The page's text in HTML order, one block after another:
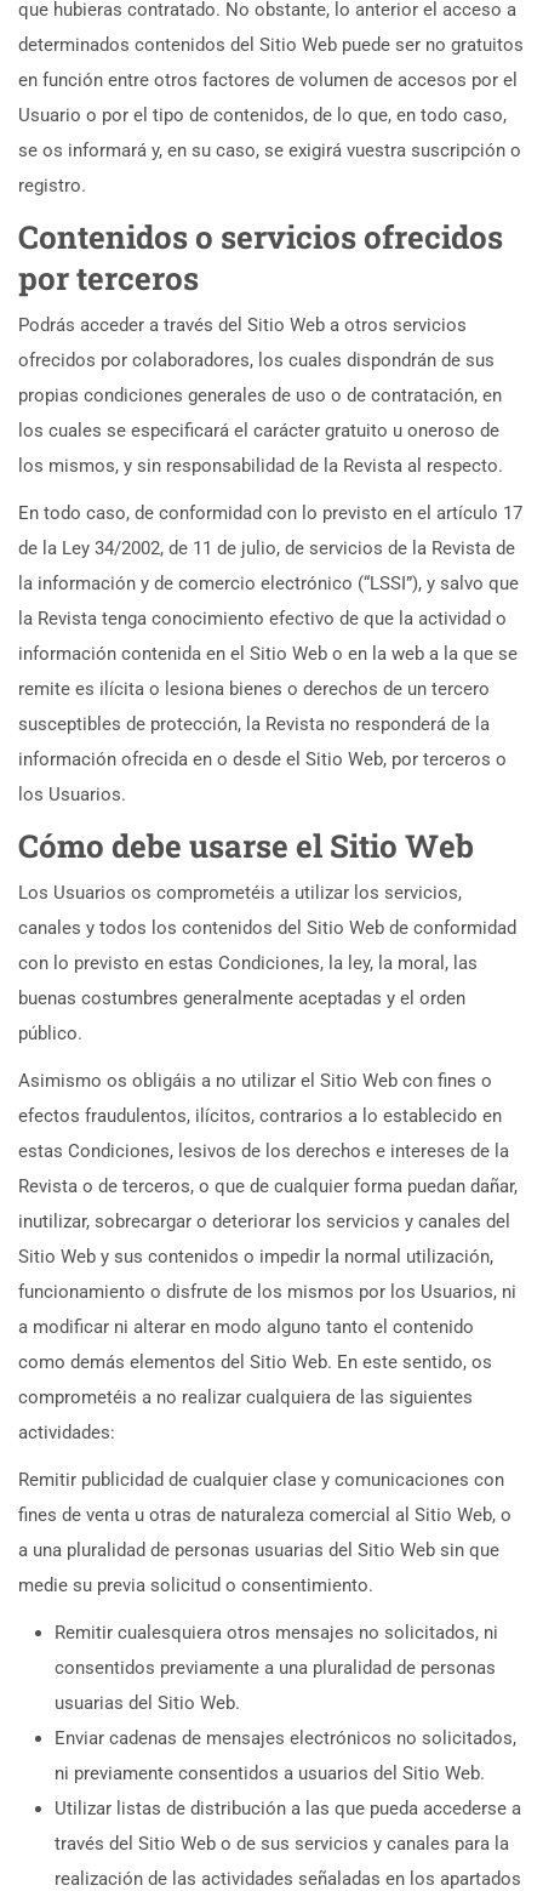
que hubieras contratado. No obstante, lo anterior el acceso a
determinados contenidos del Sitio Web puede ser no gratuitos
en función entre otros factores de volumen de accesos por el
Usuario o por el tipo de contenidos, de lo que, en todo caso,
se os informará y, en su caso, se exigirá vuestra suscripción o
registro.
Contenidos o servicios ofrecidos
por terceros
Podrás acceder a través del Sitio Web a otros servicios
ofrecidos por colaboradores, los cuales dispondrán de sus
propias condiciones generales de uso o de contratación, en
los cuales se especificará el carácter gratuito u oneroso de
los mismos, y sin responsabilidad de la Revista al respecto.
En todo caso, de conformidad con lo previsto en el artículo 17
de la Ley 34/2002, de 11 de julio, de servicios de la Revista de
la información y de comercio electrónico (“LSSI”), y salvo que
la Revista tenga conocimiento efectivo de que la actividad o
información contenida en el Sitio Web o en la web a la que se
remite es ilícita o lesiona bienes o derechos de un tercero
susceptibles de protección, la Revista no responderá de la
información ofrecida en o desde el Sitio Web, por terceros o
los Usuarios.
Cómo debe usarse el Sitio Web
Los Usuarios os comprometéis a utilizar los servicios,
canales y todos los contenidos del Sitio Web de conformidad
con lo previsto en estas Condiciones, la ley, la moral, las
buenas costumbres generalmente aceptadas y el orden
público.
Asimismo os obligáis a no utilizar el Sitio Web con fines o
efectos fraudulentos, ilícitos, contrarios a lo establecido en
estas Condiciones, lesivos de los derechos e intereses de la
Revista o de terceros, o que de cualquier forma puedan dañar,
inutilizar, sobrecargar o deteriorar los servicios y canales del
Sitio Web y sus contenidos o impedir la normal utilización,
funcionamiento o disfrute de los mismos por los Usuarios, ni
a modificar ni alterar en modo alguno tanto el contenido
como demás elementos del Sitio Web. En este sentido, os
comprometéis a no realizar cualquiera de las siguientes
actividades:
Remitir publicidad de cualquier clase y comunicaciones con
fines de venta u otras de naturaleza comercial al Sitio Web, o
a una pluralidad de personas usuarias del Sitio Web sin que
medie su previa solicitud o consentimiento.
Remitir cualesquiera otros mensajes no solicitados, ni
consentidos previamente a una pluralidad de personas
usuarias del Sitio Web.
Enviar cadenas de mensajes electrónicos no solicitados,
ni previamente consentidos a usuarios del Sitio Web.
Utilizar listas de distribución a las que pueda accederse a
través del Sitio Web o de sus servicios y canales para la
realización de las actividades señaladas en los apartados